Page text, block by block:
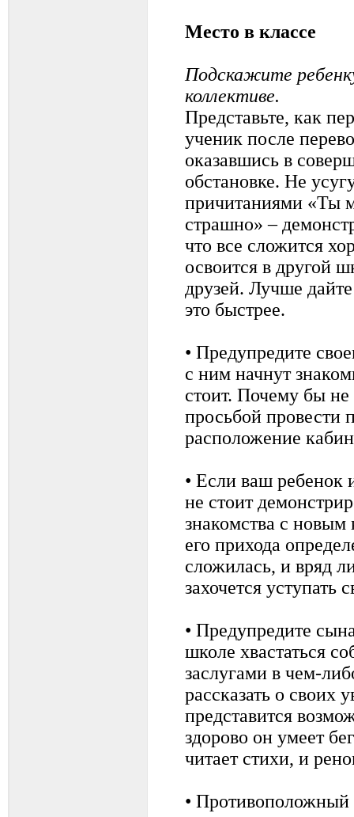
Место в классе
Подскажите
коллективе.
Представьте, как
ученик после
оказавшись в
обстановке. Не
причитаниями «Ты
страшно» –
что все сложится
освоится в другой
друзей. Лучше
это быстрее.
• Предупредите
с ним начнут
стоит. Почему бы не
просьбой провести
расположение
• Если ваш ребенок
не стоит
знакомства с новым
его прихода
сложилась, и вряд
захочется уступать
• Предупредите
школе хвастаться
заслугами в чем-
рассказать о своих
представится
здорово он умеет
читает стихи, и
• Противоположный